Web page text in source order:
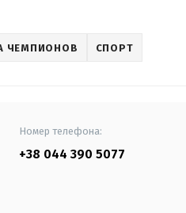
ЧЕМПИОНОВ СПОРТ
Номер телефона:
+38 044 390 5077